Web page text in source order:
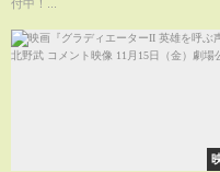
付中！...